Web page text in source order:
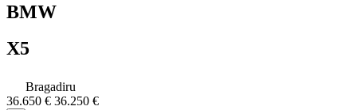
BMW
X5
Bragadiru
36.650 € 36.250 €